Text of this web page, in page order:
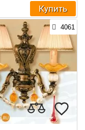
Купить
4061